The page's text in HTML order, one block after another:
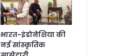
भारत-इंडोनेशिया की
नई सांस्कृतिक